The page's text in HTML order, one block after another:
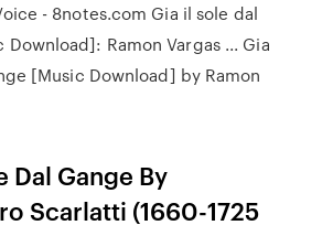
- 8notes.com Gia il sole dal
Download]: Ramon Vargas ... Gia
[Music Download] by Ramon
Dal Gange By
Scarlatti (1660-1725